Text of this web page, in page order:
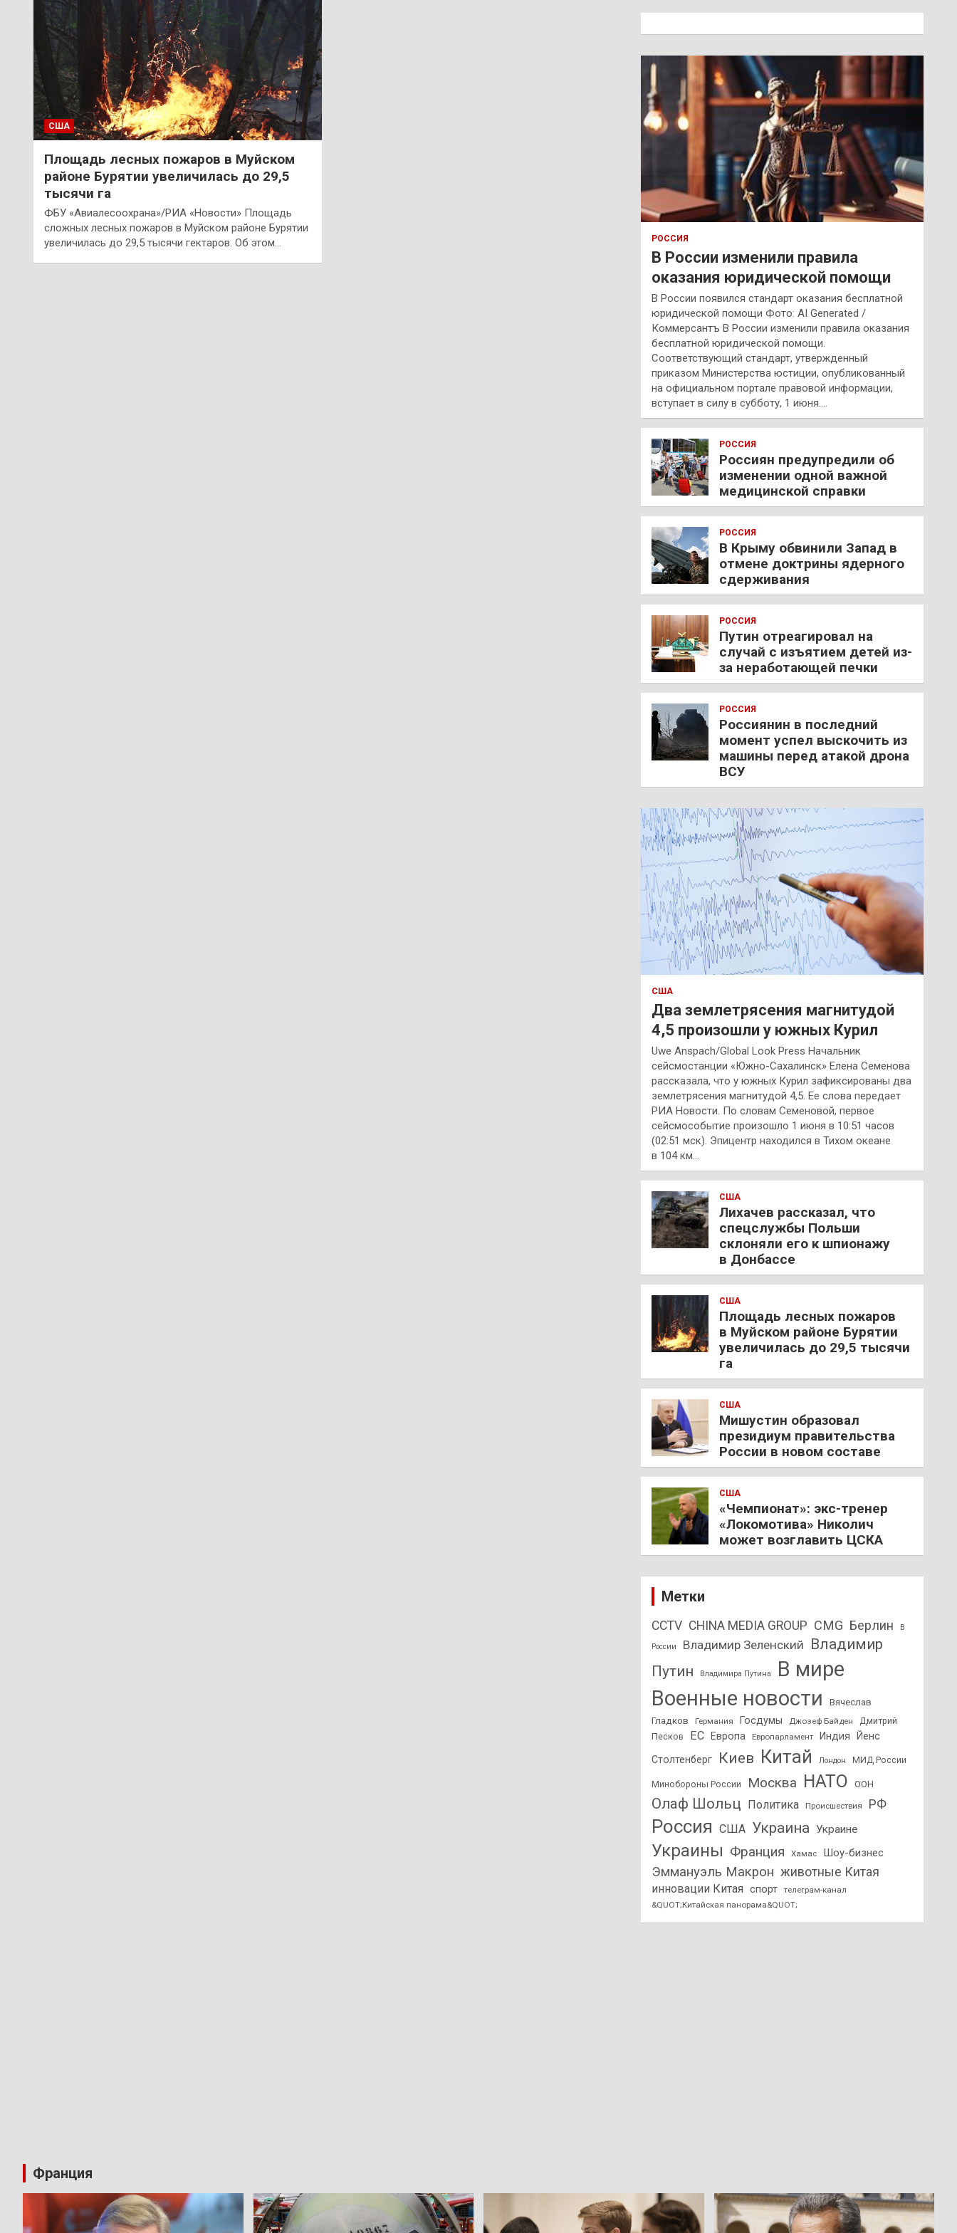
США
Площадь лесных пожаров в Муйском
районе Бурятии увеличилась до 29,5
тысячи га
ФБУ «Авиалесоохрана»/РИА «Новости» Площадь
сложных лесных пожаров в Муйском районе Бурятии
увеличилась до 29,5 тысячи гектаров. Об этом…
к
РОССИЯ
В России изменили правила
оказания юридической помощи
В России появился стандарт оказания бесплатной
юридической помощи Фото: AI Generated /
Коммерсантъ В России изменили правила оказания
бесплатной юридической помощи.
Соответствующий стандарт, утвержденный
приказом Министерства юстиции, опубликованный
на официальном портале правовой информации,
вступает в силу в субботу, 1 июня.…
РОССИЯ
Россиян предупредили об
изменении одной важной
медицинской справки
РОССИЯ
В Крыму обвинили Запад в
отмене доктрины ядерного
сдерживания
РОССИЯ
Путин отреагировал на
случай с изъятием детей из-
за неработающей печки
РОССИЯ
Россиянин в последний
момент успел выскочить из
машины перед атакой дрона
ВСУ
США
Два землетрясения магнитудой
4,5 произошли у южных Курил
Uwe Anspach/Global Look Press Начальник
сейсмостанции «Южно-Сахалинск» Елена Семенова
рассказала, что у южных Курил зафиксированы два
землетрясения магнитудой 4,5. Ее слова передает
РИА Новости. По словам Семеновой, первое
сейсмособытие произошло 1 июня в 10:51 часов
(02:51 мск). Эпицентр находился в Тихом океане
в 104 км…
США
Лихачев рассказал, что
спецслужбы Польши
склоняли его к шпионажу
в Донбассе
США
Площадь лесных пожаров
в Муйском районе Бурятии
увеличилась до 29,5 тысячи
га
США
Мишустин образовал
президиум правительства
России в новом составе
США
«Чемпионат»: экс-тренер
«Локомотива» Николич
может возглавить ЦСКА
Метки
CCTV CHINA MEDIA GROUP CMG Берлин В
России Владимир Зеленский Владимир
Путин
Владимира Путина
В мире
Военные новости
Вячеслав
Гладков
Германия Госдумы Джозеф Байден
Дмитрий
Песков
ЕС Европа Европарламент Индия Йенс
Столтенберг Киев Китай Лондон МИД России
Минобороны России Москва НАТО ООН
Олаф Шольц Политика Происшествия РФ
Россия США Украина Украине
Украины Франция Хамас Шоу-бизнес
Эммануэль Макрон животные Китая
инновации Китая спорт
телеграм-канал
&QUOT;Китайская панорама&QUOT;
Франция